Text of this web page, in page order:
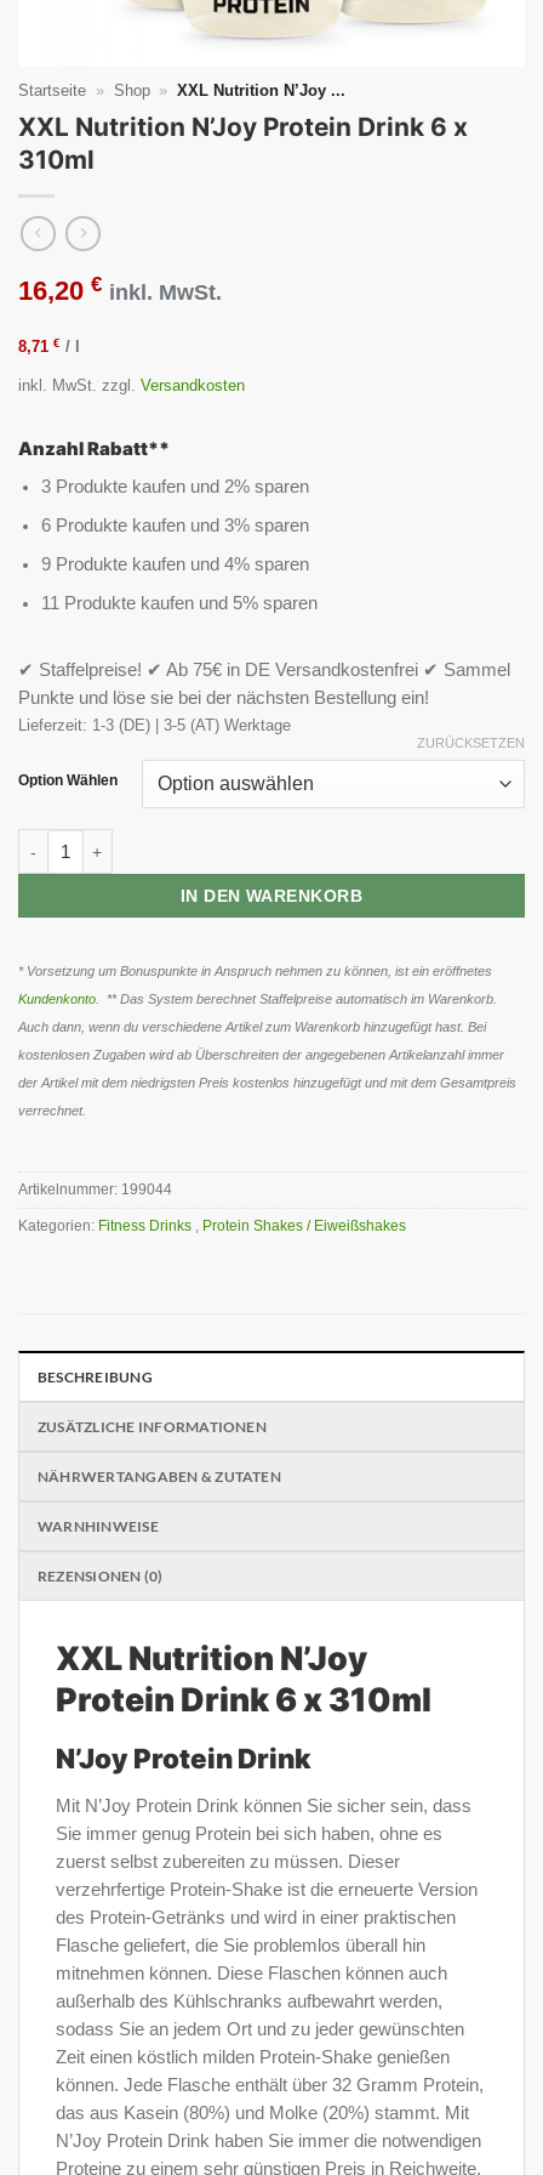
Startseite » Shop » XXL Nutrition N’Joy ...
XXL Nutrition N’Joy Protein Drink 6 x
310ml
16,20 € inkl. MwSt.
8,71 € /
inkl. MwSt. zzgl. Versandkosten
Anzahl Rabatt**
3 Produkte kaufen und 2% sparen
6 Produkte kaufen und 3% sparen
9 Produkte kaufen und 4% sparen
11 Produkte kaufen und 5% sparen
✔ Staffelpreise! ✔ Ab 75€ in DE Versandkostenfrei ✔ Sammel
Punkte und löse sie bei der nächsten Bestellung ein!
Lieferzeit: 1-3 (DE) | 3-5 (AT) Werktage
Option Wählen
ZURÜCKSETZEN
IN DEN WARENKORB
* Vorsetzung um Bonuspunkte in Anspruch nehmen zu können, ist ein eröffnetes
Kundenkonto . ** Das System berechnet Staffelpreise automatisch im Warenkorb.
Auch dann, wenn du verschiedene Artikel zum Warenkorb hinzugefügt hast. Bei
kostenlosen Zugaben wird ab Überschreiten der angegebenen Artikelanzahl immer
der Artikel mit dem niedrigsten Preis kostenlos hinzugefügt und mit dem Gesamtpreis
verrechnet.
Artikelnummer: 199044
Kategorien: Fitness Drinks , Protein Shakes / Eiweißshakes
BESCHREIBUNG
ZUSÄTZLICHE INFORMATIONEN
NÄHRWERTANGABEN & ZUTATEN
WARNHINWEISE
REZENSIONEN (0)
XXL Nutrition N’Joy
Protein Drink 6 x 310ml
N’Joy Protein Drink
Mit N’Joy Protein Drink können Sie sicher sein, dass
Sie immer genug Protein bei sich haben, ohne es
zuerst selbst zubereiten zu müssen. Dieser
verzehrfertige Protein-Shake ist die erneuerte Version
des Protein-Getränks und wird in einer praktischen
Flasche geliefert, die Sie problemlos überall hin
mitnehmen können. Diese Flaschen können auch
außerhalb des Kühlschranks aufbewahrt werden,
sodass Sie an jedem Ort und zu jeder gewünschten
Zeit einen köstlich milden Protein-Shake genießen
können. Jede Flasche enthält über 32 Gramm Protein,
das aus Kasein (80%) und Molke (20%) stammt. Mit
N’Joy Protein Drink haben Sie immer die notwendigen
Proteine ​​zu einem sehr günstigen Preis in Reichweite.